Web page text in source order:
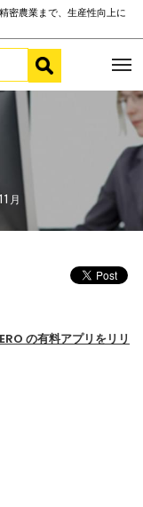
密農業まで、生産性向上に
月
の有料アプリをリリ